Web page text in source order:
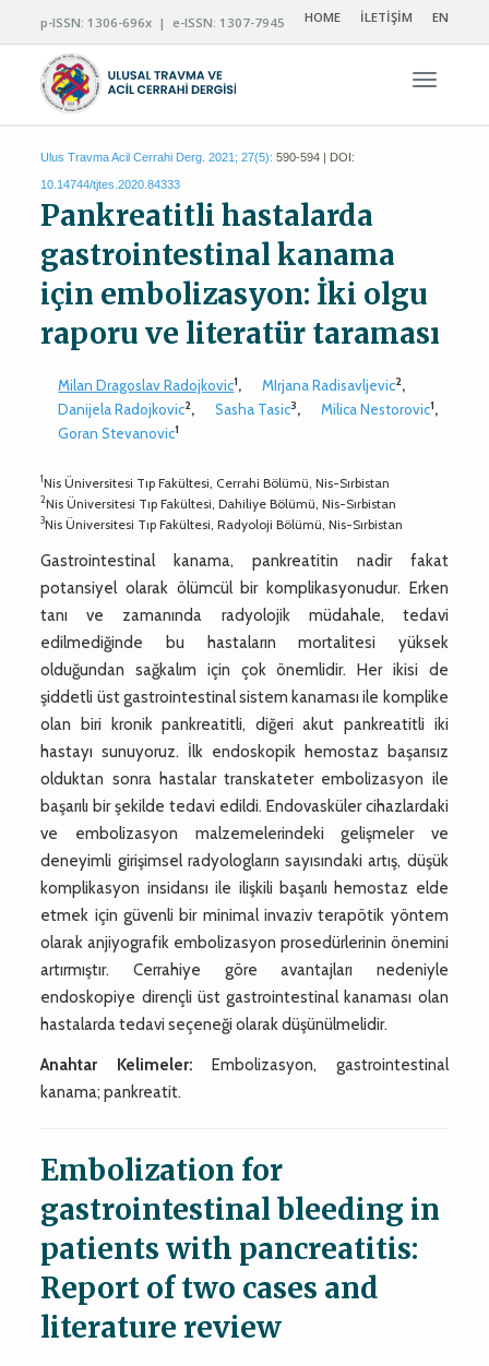
p-ISSN: 1306-696x | e-ISSN: 1307-7945 HOME İLETİŞİM EN
Ulus Travma Acil Cerrahi Derg. 2021; 27(5): 590-594 | DOI:
10.14744/tjtes.2020.84333
Pankreatitli hastalarda
gastrointestinal kanama
için embolizasyon: İki olgu
raporu ve literatür taraması
Milan Dragoslav Radojkovic1, MIrjana Radisavljevic2,
Danijela Radojkovic2, Sasha Tasic3, Milica Nestorovic1,
Goran Stevanovic1
1Nis Üniversitesi Tıp Fakültesi, Cerrahi Bölümü, Nis-Sırbistan
2Nis Üniversitesi Tıp Fakültesi, Dahiliye Bölümü, Nis-Sırbistan
3Nis Üniversitesi Tıp Fakültesi, Radyoloji Bölümü, Nis-Sırbistan
Gastrointestinal kanama, pankreatitin nadir fakat
potansiyel olarak ölümcül bir komplikasyonudur. Erken
tanı ve zamanında radyolojik müdahale, tedavi
edilmediğinde bu hastaların mortalitesi yüksek
olduğundan sağkalım için çok önemlidir. Her ikisi de
şiddetli üst gastrointestinal sistem kanaması ile komplike
olan biri kronik pankreatitli, diğeri akut pankreatitli iki
hastayı sunuyoruz. İlk endoskopik hemostaz başarısız
olduktan sonra hastalar transkateter embolizasyon ile
başarılı bir şekilde tedavi edildi. Endovasküler cihazlardaki
ve embolizasyon malzemelerindeki gelişmeler ve
deneyimli girişimsel radyologların sayısındaki artış, düşük
komplikasyon insidansı ile ilişkili başarılı hemostaz elde
etmek için güvenli bir minimal invaziv terapötik yöntem
olarak anjiyografik embolizasyon prosedürlerinin önemini
artırmıştır. Cerrahiye göre avantajları nedeniyle
endoskopiye dirençli üst gastrointestinal kanaması olan
hastalarda tedavi seçeneği olarak düşünülmelidir.
Anahtar Kelimeler: Embolizasyon, gastrointestinal
kanama; pankreatit.
Embolization for
gastrointestinal bleeding in
patients with pancreatitis:
Report of two cases and
literature review